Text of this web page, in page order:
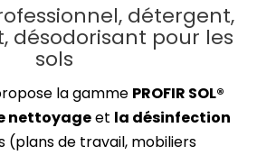
détergent,
désodorisant pour les
sols
la gamme PROFIR SOL®
nettoyageet la désinfection
(plans de travail, mobiliers